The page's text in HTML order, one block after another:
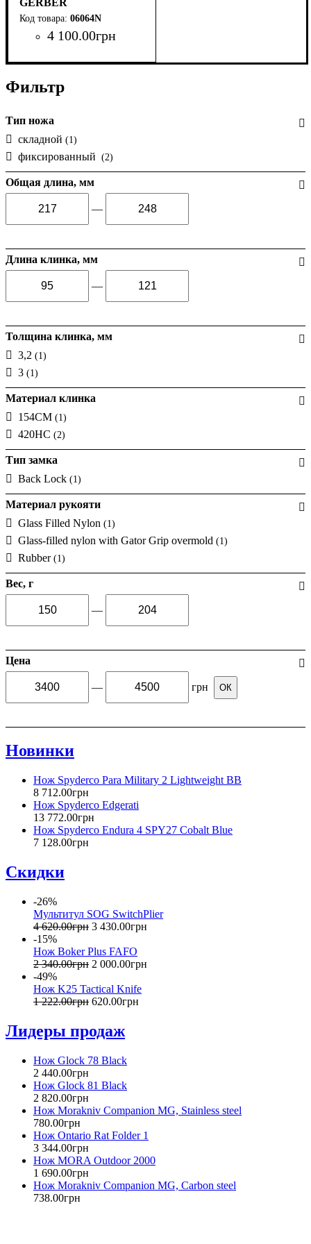
06064N
4 100.00грн
Фильтр
Тип ножа
складной (1)
фиксированный (2)
Общая длина, мм
—
Длина клинка, мм
—
Толщина клинка, мм
3,2 (1)
3 (1)
Материал клинка
154CM (1)
420HC (2)
Тип замка
Back Lock (1)
Материал рукояти
Glass Filled Nylon (1)
Glass-filled nylon with Gator Grip overmold (1)
Rubber (1)
Вес, г
—
Цена
— грн ОК
Новинки
Нож Spyderco Para Military 2 Lightweight BB
8 712.00грн
Нож Spyderco Edgerati
13 772.00грн
Нож Spyderco Endura 4 SPY27 Cobalt Blue
7 128.00грн
Скидки
-26%
Мультитул SOG SwitchPlier
4 620.00грн 3 430.00грн
-15%
Нож Boker Plus FAFO
2 340.00грн 2 000.00грн
-49%
Нож K25 Tactical Knife
1 222.00грн 620.00грн
Лидеры продаж
Нож Glock 78 Black
2 440.00грн
Нож Glock 81 Black
2 820.00грн
Нож Morakniv Companion MG, Stainless steel
780.00грн
Нож Ontario Rat Folder 1
3 344.00грн
Нож MORA Outdoor 2000
1 690.00грн
Нож Morakniv Companion MG, Carbon steel
738.00грн